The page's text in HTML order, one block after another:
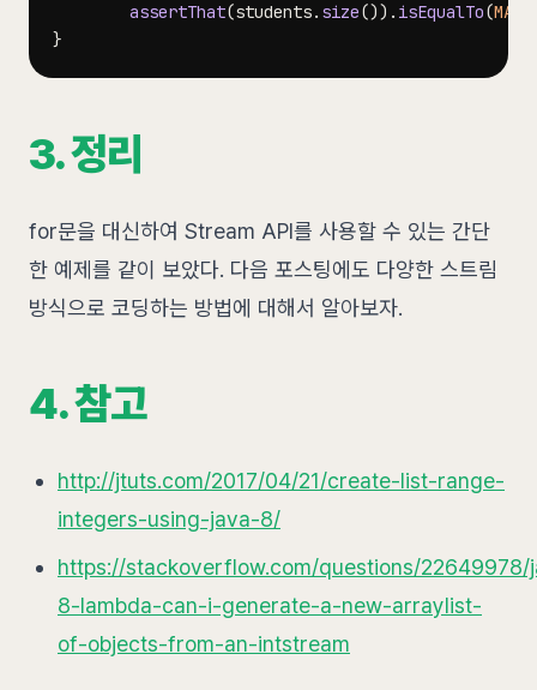
assertThat(students. size()) . isEqualTo(MAX
}
3. 정리
for문을 대신하여 Stream API를 사용할 수 있는 간단
한 예제를 같이 보았다. 다음 포스팅에도 다양한 스트림
방식으로 코딩하는 방법에 대해서 알아보자.
4. 참고
http://jtuts.com/2017/04/21/create-list-range-
integers-using-java-8/
https://stackoverflow.com/questions/22649978/
8-lambda-can-i-generate-a-new-arraylist-
of-objects-from-an-intstream